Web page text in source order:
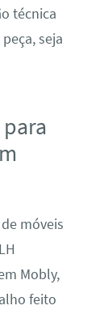
técnica
seja
móveis
Mobly,
feito